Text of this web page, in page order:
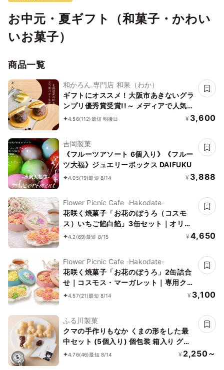
お中元・夏ギフト（和菓子・かわい
いお菓子）
商品一覧
和かろん.専門店 和果（わか）
ギフトにオススメ！大阪市あきないグラ
ンプリ優秀賞受賞!!～ メディアで人気の
生どら焼き 和スイーツ～「和かろ
4.56(112)最短 明後日 ¥ 3,600
吉岡製菓
《フルーツアソート 6個入り》《フルー
ツ大福》ジュエリーボックス DAIFUKU
4.05(19)最短 8/14 ¥ 3,888
Flower Picnic Cafe -Hakodate-
花咲く焼菓子「お花のぼうろ（コスモ
ス）いちご餡白餡」3缶セット｜オリジ
ナル紙袋を3枚
4.2(69)最短 8/15 ¥ 4,650
Flower Picnic Cafe -Hakodate-
花咲く焼菓子「お花のぼうろ」2缶詰合
せ｜コスモス・マーガレット｜専用クリ
アケース付き｜
4.57(21)最短 8/14 ¥ 3,100
ふる川製菓
クマの手作りもなか くまの形をした最
中セット (5個入り) 個包装 箱入り グル
テンフリー 賞味期限1ヵ月 くまもなか
4.76(46)最短 8/14 ¥ 2,250～